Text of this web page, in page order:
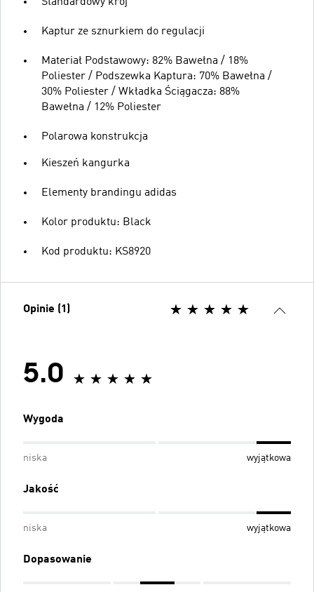
Kaptur ze sznurkiem do regulacji
Materiał Podstawowy: 82% Bawełna / 18%
Poliester / Podszewka Kaptura: 70% Bawełna /
30% Poliester / Wkładka Ściągacza: 88%
Bawełna / 12% Poliester
Polarowa konstrukcja
Kieszeń kangurka
Elementy brandingu adidas
Kolor produktu: Black
Kod produktu: KS8920
Opinie (1)
5.0
Wygoda
niska wyjątkowa
Jakość
niska wyjątkowa
Dopasowanie